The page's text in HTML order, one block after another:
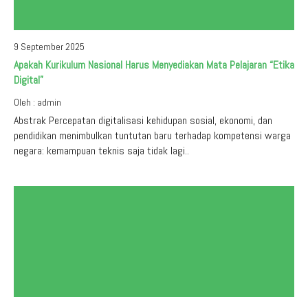
9 September 2025
Apakah Kurikulum Nasional Harus Menyediakan Mata Pelajaran “Etika
Digital”
Oleh : admin
Abstrak Percepatan digitalisasi kehidupan sosial, ekonomi, dan
pendidikan menimbulkan tuntutan baru terhadap kompetensi warga
negara: kemampuan teknis saja tidak lagi..